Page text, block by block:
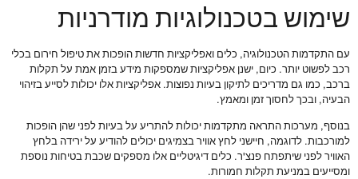
שימוש בטכנולוגיות מודרניות
עם התקדמות הטכנולוגיה, כלים ואפליקציות חדשות הופכות את טיפול חירום בכלי
רכב לפשוט יותר. כיום, ישנן אפליקציות שמספקות מידע בזמן אמת על תקלות
ברכב, כמו גם מדריכים לתיקון בעיות נפוצות. אפליקציות אלו יכולות לסייע בזיהוי
הבעיה, ובכך לחסוך זמן ומאמץ.
בנוסף, מערכות התראה מתקדמות יכולות להתריע על בעיות לפני שהן הופכות
למורכבות. לדוגמה, חיישני לחץ אוויר בצמיגים יכולים להודיע על ירידה בלחץ
האוויר לפני שיתפתח פנצ'ר. כלים דיגיטליים אלו מספקים שכבת בטיחות נוספת
ומסייעים במניעת תקלות חמורות.